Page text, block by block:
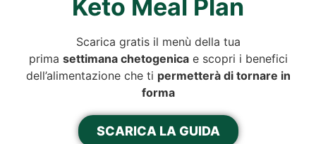
Keto Meal Plan
Scarica gratis il menù della tua
prima settimana chetogenicae scopri i benefici
dell’alimentazione che ti permetterà di tornare in
forma
SCARICA LA GUIDA